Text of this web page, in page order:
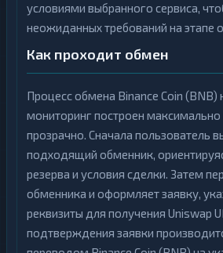
условиями выбранного сервиса,
неожиданных требований на этапе
Как проходит обмен
Процесс обмена Binance Coin (BNB)
мониторинг построен максимально
прозрачно. Сначала пользователь
подходящий обменник,
резерва и условия сделки. Затем
обменника и оформляет заявку,
реквизиты для получения Uniswap
подтверждения заявки